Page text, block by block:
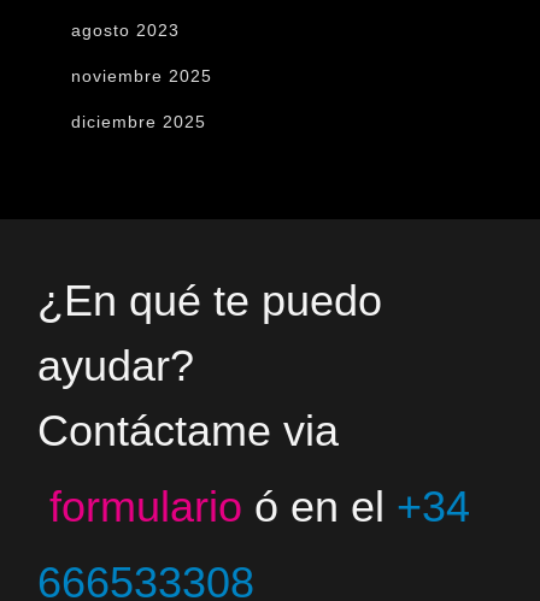
agosto 2023
noviembre 2025
diciembre 2025
¿En qué te puedo
ayudar?
Contáctame via
formulario ó en el +34
666533308